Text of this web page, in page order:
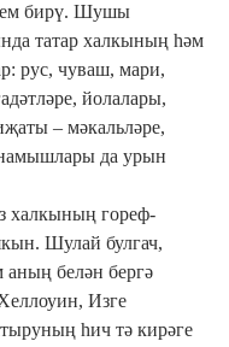
бирү. Шушы
татар халкының һәм
рус, чуваш, мари,
йолалары,
– мәкальләре,
да урын
халкының гореф-
Шулай булгач,
аның белән бергә
Изге
һич тә кирәге